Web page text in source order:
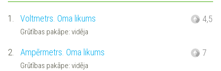
1. Voltmetrs. Oma likums
Grūtības pakāpe: vidēja
4,5
2. Ampērmetrs. Oma likums
Grūtības pakāpe: vidēja
7